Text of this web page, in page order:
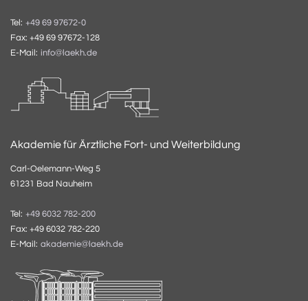
Tel: +49 69 97672-0
Fax: +49 69 97672-128
E-Mail: info@laekh.de
Akademie für Ärztliche Fort- und Weiterbildung
Carl-Oelemann-Weg 5
61231 Bad Nauheim
Tel: +49 6032 782-200
Fax: +49 6032 782-220
E-Mail: akademie@laekh.de